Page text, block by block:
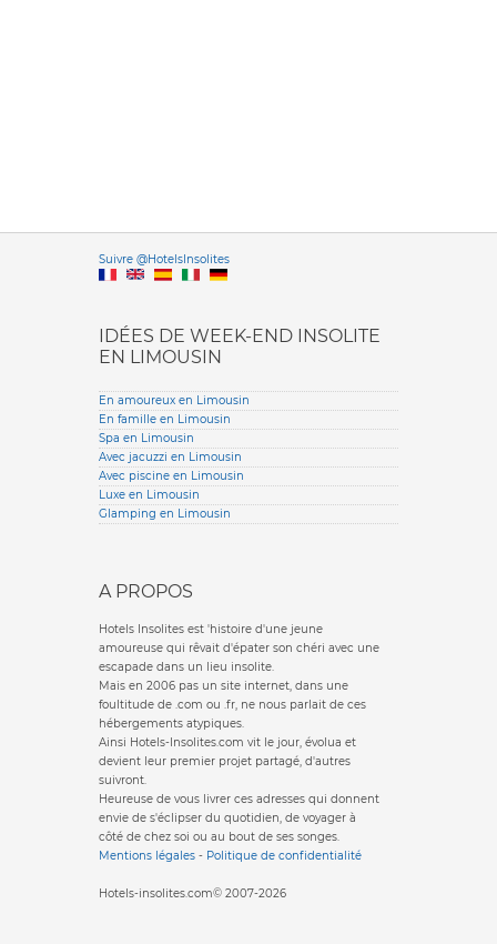
Suivre @HotelsInsolitesVersione
IDÉES DE WEEK-END INSOLITE
EN LIMOUSIN
En amoureux en Limousin
En famille en Limousin
Spa en Limousin
Avec jacuzzi en Limousin
Avec piscine en Limousin
Luxe en Limousin
Glamping en Limousin
A PROPOS
Hotels Insolites est 'histoire d'une jeune
amoureuse qui rêvait d'épater son chéri avec une
escapade dans un lieu insolite.
Mais en 2006 pas un site internet, dans une
foultitude de .com ou .fr, ne nous parlait de ces
hébergements atypiques.
Ainsi Hotels-Insolites.com vit le jour, évolua et
devient leur premier projet partagé, d'autres
suivront.
Heureuse de vous livrer ces adresses qui donnent
envie de s'éclipser du quotidien, de voyager à
côté de chez soi ou au bout de ses songes.
Mentions légales - Politique de confidentialité
Hotels-insolites.com© 2007-2026